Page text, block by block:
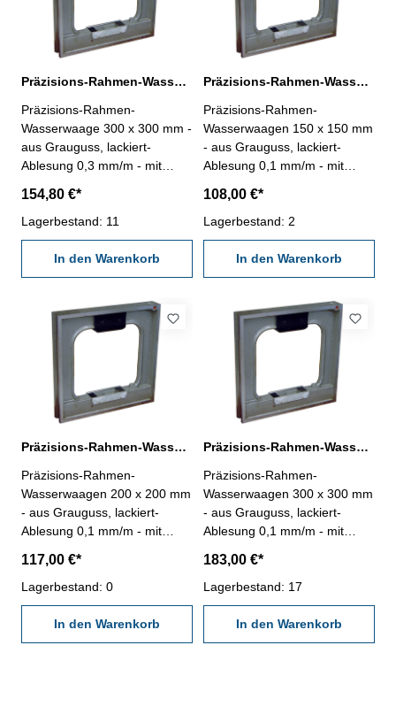
Präzisions-Rahmen-Wasserwaage 300 x 300 mm Ablesung 0,3 mm/m
Präzisions-Rahmen-
Wasserwaage 300 x 300 mm -
aus Grauguss, lackiert-
Ablesung 0,3 mm/m - mit
Längs- und Querlibelle - im
Behältnis/Kasten - Abmessung
(L x B): 300 x 300 mm
154,80 €*
Lagerbestand: 11
In den Warenkorb
Präzisions-Rahmen-Wasserwaagen 150 x 150 mm Ablesung 0,1 mm/m
Präzisions-Rahmen-
Wasserwaagen 150 x 150 mm
- aus Grauguss, lackiert-
Ablesung 0,1 mm/m - mit
Längs- und Querlibelle - im
Behältnis/Kasten - Abmessung
(L x B): 150 x 150 mm
108,00 €*
Lagerbestand: 2
In den Warenkorb
Präzisions-Rahmen-Wasserwaagen 200 x 200 mm Ablesung 0,1 mm/m
Präzisions-Rahmen-
Wasserwaagen 200 x 200 mm
- aus Grauguss, lackiert-
Ablesung 0,1 mm/m - mit
Längs- und Querlibelle - im
Behältnis/Kasten - Abmessung
(L x B): 200 x 200 mm
117,00 €*
Lagerbestand: 0
In den Warenkorb
Präzisions-Rahmen-Wasserwaagen 300 x 300 mm Ablesung 0,1 mm/m
Präzisions-Rahmen-
Wasserwaagen 300 x 300 mm
- aus Grauguss, lackiert-
Ablesung 0,1 mm/m - mit
Längs- und Querlibelle - im
Behältnis/Kasten - Abmessung
(L x B): 300 x 300 mm
183,00 €*
Lagerbestand: 17
In den Warenkorb